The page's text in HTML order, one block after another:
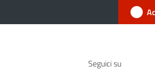
Seguici su